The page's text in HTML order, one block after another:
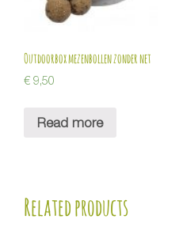
Outdoorbox mezenbollen zonder net
€ 9,50
Read more
Related products